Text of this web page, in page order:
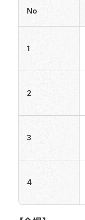
No
1
2
3
4